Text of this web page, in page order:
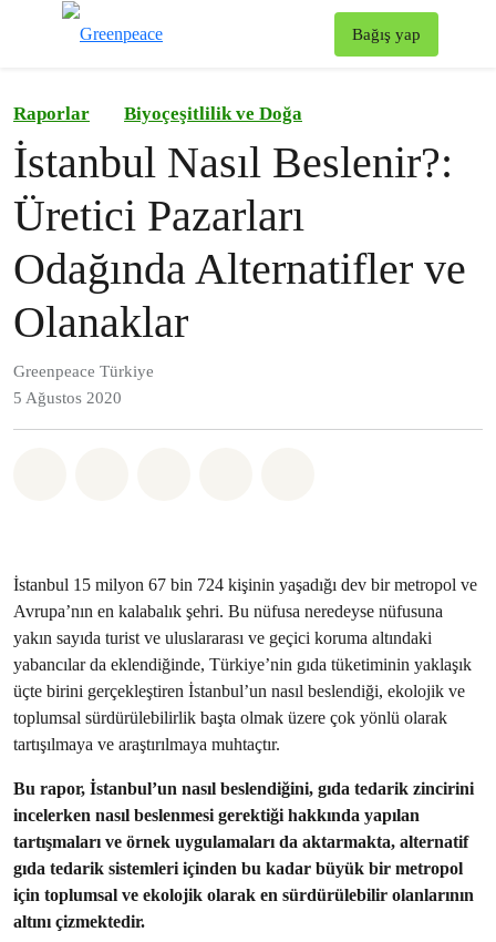
Bağış yap
Raporlar Biyoçeşitlilik ve Doğa
İstanbul Nasıl Beslenir?:
Üretici Pazarları
Odağında Alternatifler ve
Olanaklar
Greenpeace Türkiye
5 Ağustos 2020
İstanbul 15 milyon 67 bin 724 kişinin yaşadığı dev bir metropol ve
Avrupa’nın en kalabalık şehri. Bu nüfusa neredeyse nüfusuna
yakın sayıda turist ve uluslararası ve geçici koruma altındaki
yabancılar da eklendiğinde, Türkiye’nin gıda tüketiminin yaklaşık
üçte birini gerçekleştiren İstanbul’un nasıl beslendiği, ekolojik ve
toplumsal sürdürülebilirlik başta olmak üzere çok yönlü olarak
tartışılmaya ve araştırılmaya muhtaçtır.
Bu rapor, İstanbul’un nasıl beslendiğini, gıda tedarik zincirini
incelerken nasıl beslenmesi gerektiği hakkında yapılan
tartışmaları ve örnek uygulamaları da aktarmakta, alternatif
gıda tedarik sistemleri içinden bu kadar büyük bir metropol
için toplumsal ve ekolojik olarak en sürdürülebilir olanlarının
altını çizmektedir.